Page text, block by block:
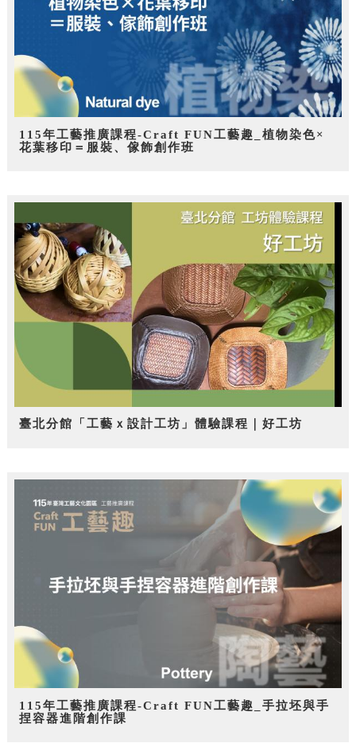
115年工藝推廣課程-Craft FUN工藝趣_植物染色×
花葉移印＝服裝、傢飾創作班
臺北分館「工藝ｘ設計工坊」體驗課程｜好工坊
115年工藝推廣課程-Craft FUN工藝趣_手拉坯與手
捏容器進階創作課